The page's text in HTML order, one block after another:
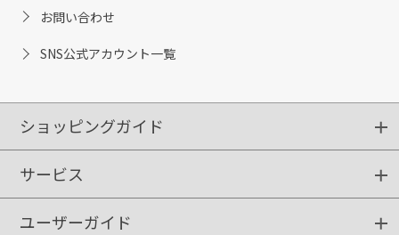
お問い合わせ
SNS公式アカウント一覧
ショッピングガイド
ショッピングガイド
ご注文方法
送料・配送
クーポンご利用方法
サービス
定期購入
ポイントサービス
お知らせメール
ユーザーガイド